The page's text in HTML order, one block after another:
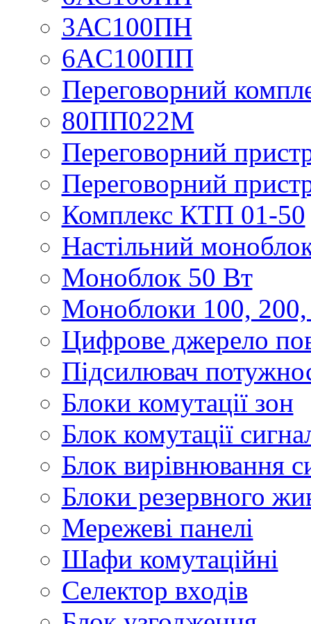
3АС100ПН
6AC100ПП
Переговорний
80ПП022М
Переговорний
Переговорний
Комплекс КТП 01-50
Настільний
Моноблок 50 Вт
Моноблоки 100,
Цифрове джерело
Підсилювач
Блоки комутації зон
Блок комутації
Блок вирівнювання
Блоки резервного
Мережеві панелі
Шафи комутаційні
Селектор входів